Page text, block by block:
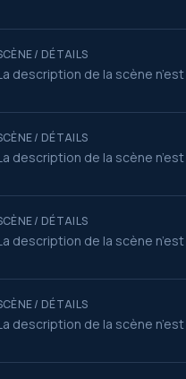
/ DÉTAILS
description de la scène
/ DÉTAILS
description de la scène
/ DÉTAILS
description de la scène
/ DÉTAILS
description de la scène